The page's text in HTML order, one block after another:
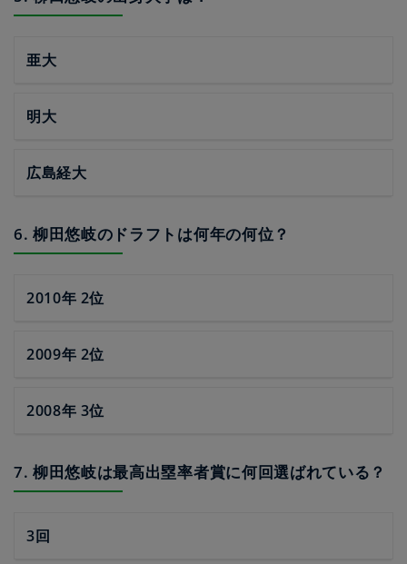
亜大
明大
広島経大
6. 柳田悠岐のドラフトは何年の何位？
2010年 2位
2009年 2位
2008年 3位
7. 柳田悠岐は最高出塁率者賞に何回選ばれている？
3回